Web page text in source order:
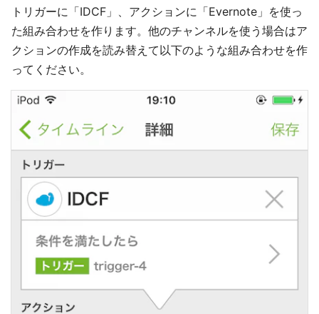
トリガーに「IDCF」、アクションに「Evernote」を使っ
た組み合わせを作ります。他のチャンネルを使う場合はア
クションの作成を読み替えて以下のような組み合わせを作
ってください。